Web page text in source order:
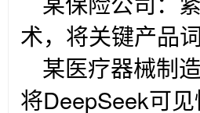
术，将关键产品
某医疗器械制
将DeepSeek可